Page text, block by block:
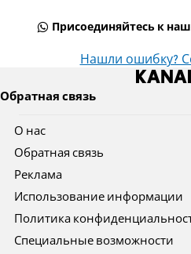
Присоединяйтесь к
Нашли ошибку?
Обратная связь
О нас
Обратная связь
Реклама
Использование информации
Политика
Специальные возможности